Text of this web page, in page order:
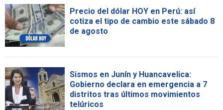
Precio del dólar HOY en Perú: así
cotiza el tipo de cambio este sábado 8
de agosto
Sismos en Junín y Huancavelica:
Gobierno declara en emergencia a 7
distritos tras últimos movimientos
telúricos